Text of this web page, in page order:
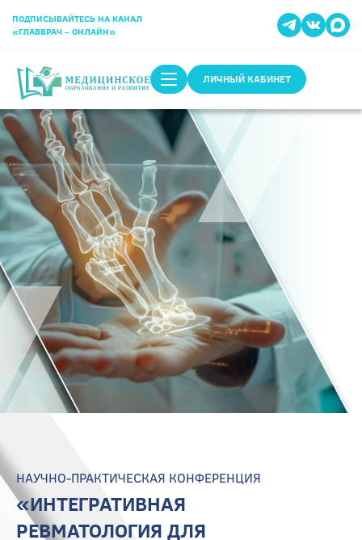
ПОДПИСЫВАЙТЕСЬ НА КАНАЛ
«ГЛАВВРАЧ – ОНЛАЙН»
ЛИЧНЫЙ КАБИНЕТ
НАУЧНО-ПРАКТИЧЕСКАЯ КОНФЕРЕНЦИЯ
«ИНТЕГРАТИВНАЯ
РЕВМАТОЛОГИЯ ДЛЯ